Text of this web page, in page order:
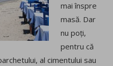
mai înspre
masă. Dar
nu poți,
pentru că
al cimentului sau